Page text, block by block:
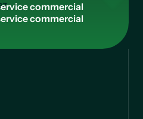
ervicecommercial